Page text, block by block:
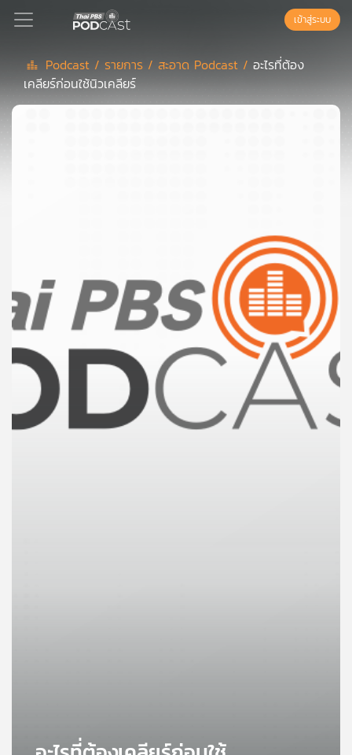
Podcast
ย์
ลิ
สต์
คุณ
เพลง
เข้าสู่ระบบ
Podcast / รายการ /สะอาด Podcast / อะไรที่ต้อง
เคลียร์ก่อนใช้นิวเคลียร์